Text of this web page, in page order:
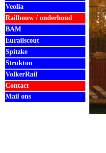
Veolia
Railbouw / onderhoud
BAM
Eurailscout
Spitzke
Strukton
VolkerRail
Contact
Mail ons